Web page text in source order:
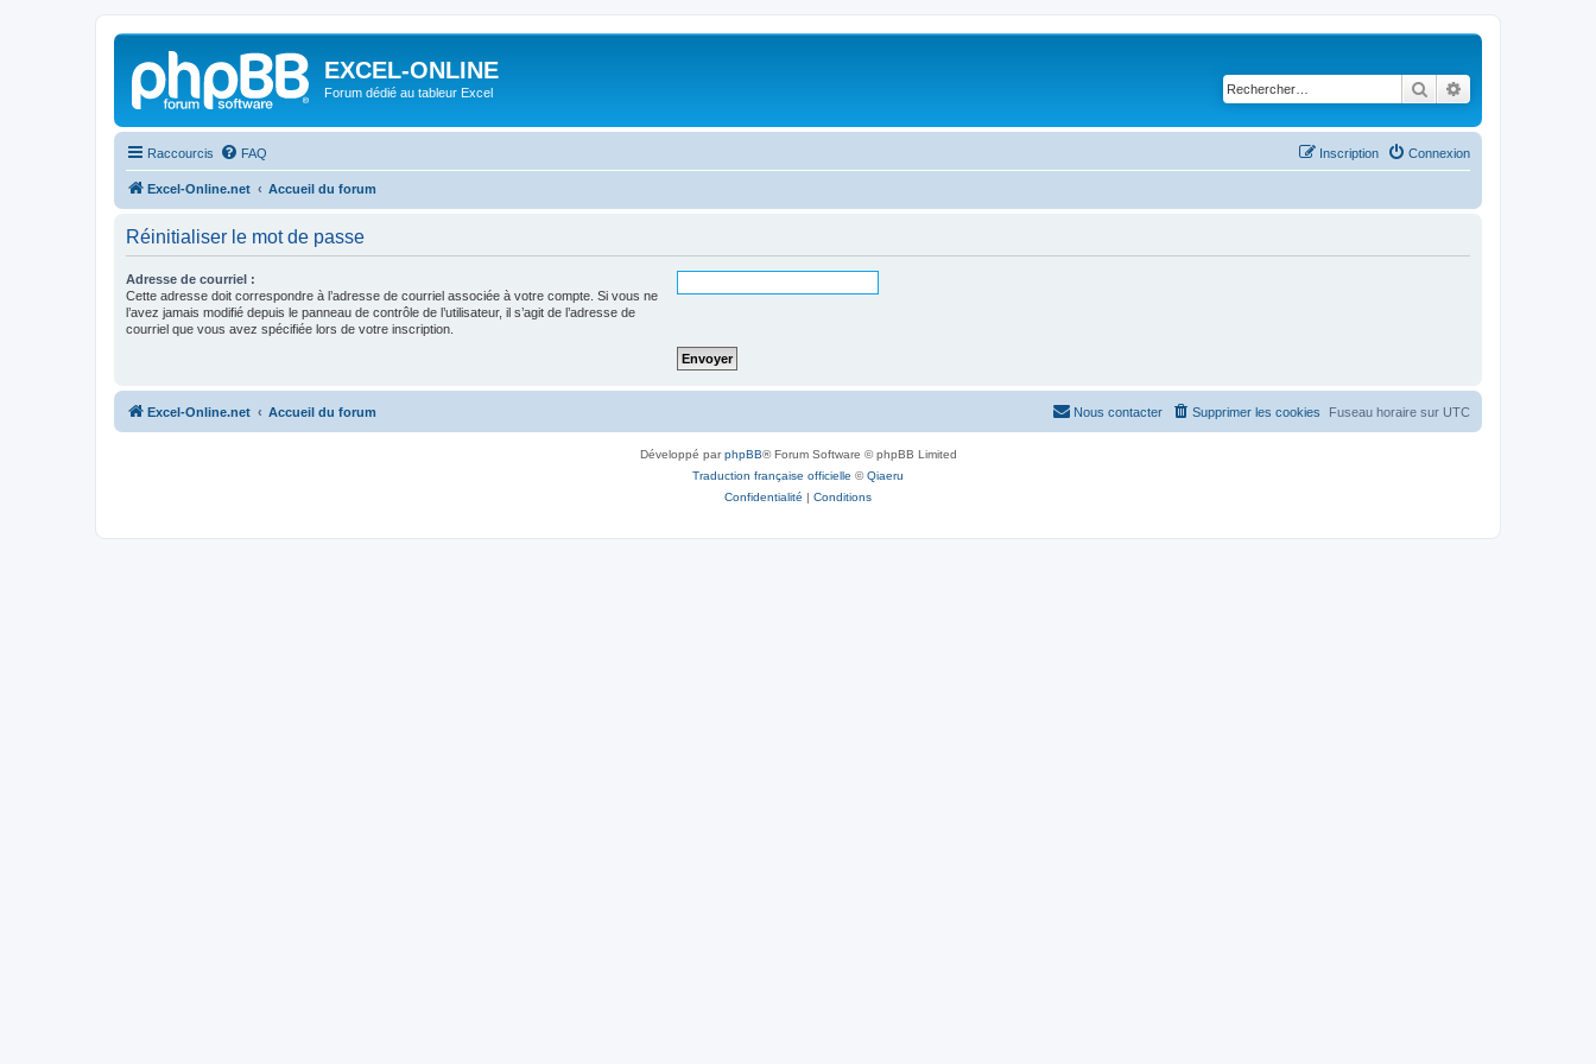
EXCEL-ONLINE
Forum dédié au tableur Excel Rechercher
Raccourcis FAQ Connexion
Inscription
Excel-Online.net Accueil du forum
Réinitialiser le mot de passe
Adresse de courriel :
Cette adresse doit correspondre à l’adresse de courriel associée à votre compte. Si vous ne
l’avez jamais modifié depuis le panneau de contrôle de l’utilisateur, il s’agit de l’adresse de
courriel que vous avez spécifiée lors de votre inscription.
Excel-Online.net Accueil du forum Fuseau horaire sur UTC
Supprimer les cookies
Nous contacter
Développé parphpBB® Forum Software © phpBB Limited
Traduction française officielle ©Qiaeru
Confidentialité | Conditions